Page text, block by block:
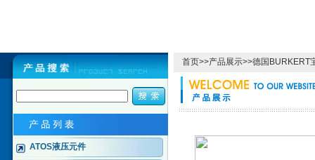
ATOS液压元件
首页>>产品展示>>德国BURKERT